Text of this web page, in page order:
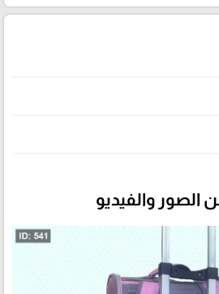
الصور والفيديو